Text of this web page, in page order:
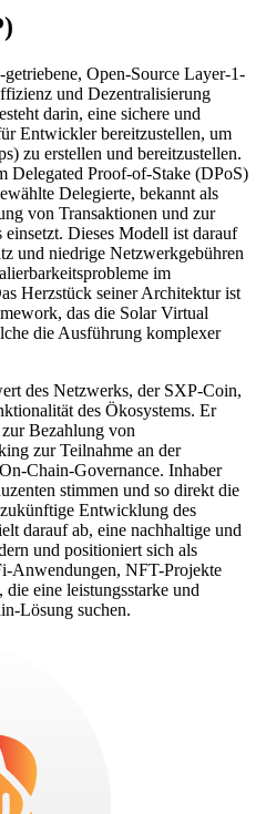
Open-Source Layer-1-
und Dezentralisierung
darin, eine sichere und
Entwickler bereitzustellen, um
zu erstellen und bereitzustellen.
Delegated Proof-of-Stake (DPoS)
Delegierte, bekannt als
von Transaktionen und zur
Dieses Modell ist darauf
und niedrige Netzwerkgebühren
im
Herzstück seiner Architektur ist
das die Solar Virtual
die Ausführung komplexer
des Netzwerks, der SXP-Coin,
des Ökosystems. Er
Bezahlung von
zur Teilnahme an der
Chain-Governance. Inhaber
stimmen und so direkt die
Entwicklung des
darauf ab, eine nachhaltige und
und positioniert sich als
Anwendungen, NFT-Projekte
eine leistungsstarke und
Lösung suchen.